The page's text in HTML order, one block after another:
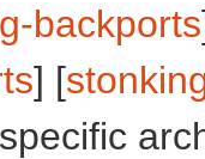
backports
] [